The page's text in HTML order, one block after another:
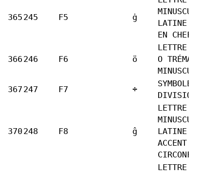
365 245 F5 ġ
MINUSCULE
LATINE G
EN CHEF
366 246 F6 ö
LETTRE
O TRÉMA
MINUSCULE
367 247 F7 ÷
SYMBOLE DE
DIVISION
370248 F8 ĝ
LETTRE
MINUSCULE
LATINE G
ACCENT
CIRCONFLEXE
LETTRE